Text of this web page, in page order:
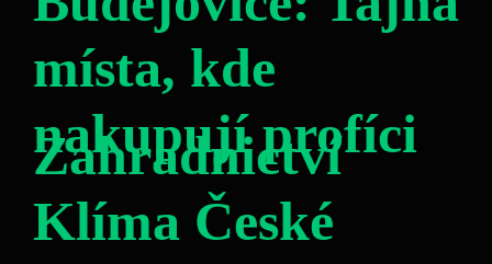
místa, kde
nakupují profíci
Zahradnictví
Klíma České